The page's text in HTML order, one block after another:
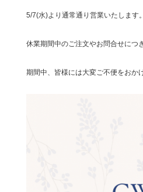
5/7(水)より通常通り営業いたします。
休業期間中のご注文やお問合せにつ
期間中、皆様には大変ご不便をおか